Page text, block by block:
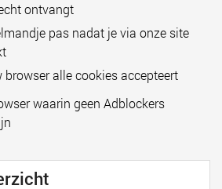
ontvangt
pas nadat je via onze site
browser alle cookies accepteert
waarin geen Adblockers